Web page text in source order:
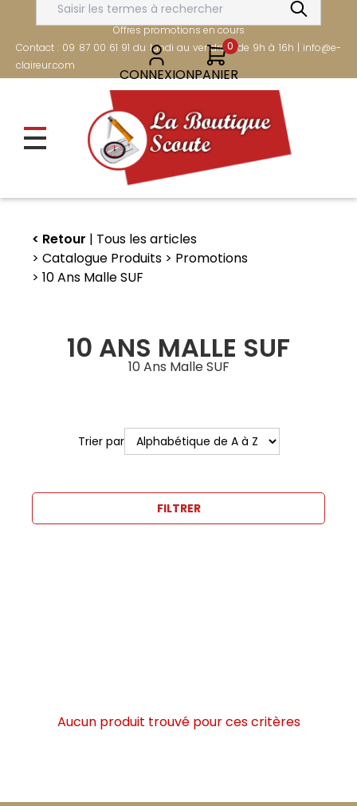
contenu
principal
FRAIS DE PORT OFFERTS DÈS 80€
Offres promotions en cours
Contact : 09 87 00 61 91 du lundi au vendredi de 9h à 16h | info@e-
claireur.com
CONNEXION
0
PANIER
Retour
Tous les articles
Catalogue Produits
Promotions
10 Ans Malle SUF
10 ANS MALLE SUF
10 Ans Malle SUF
Trier par
FILTRER
Aucun produit trouvé pour ces critères